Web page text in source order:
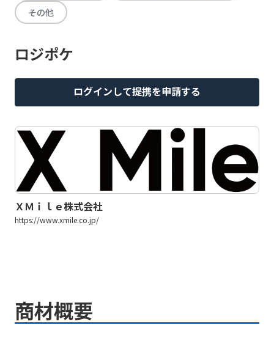
その他
ロジポケ
ログインして提携を申請する
ＸＭｉｌｅ株式会社
https://www.xmile.co.jp/
商材概要